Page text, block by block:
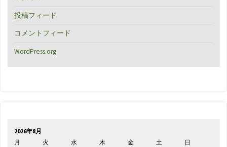
投稿フィード
コメントフィード
WordPress.org
2026年8月
月
火 水 木 金 土
日